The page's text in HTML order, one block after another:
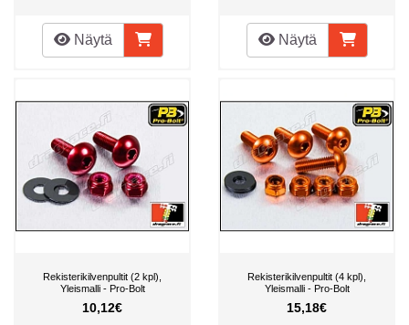
Näytä Näytä
Rekisterikilvenpultit (2 kpl),
Yleismalli - Pro-Bolt
10,12€
Rekisterikilvenpultit (4 kpl),
Yleismalli - Pro-Bolt
15,18€